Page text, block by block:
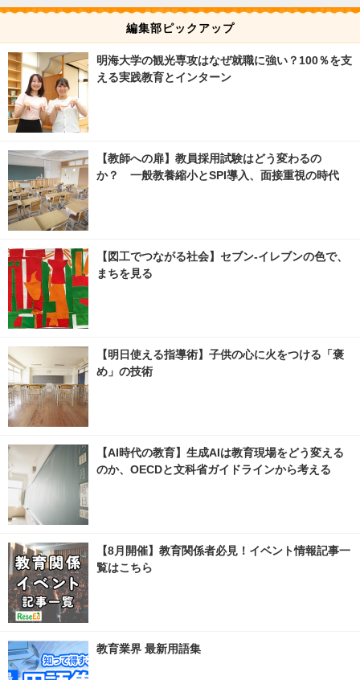
編集部ピックアップ
明海大学の観光専攻はなぜ就職に強い？100％を支
える実践教育とインターン
【教師への扉】教員採用試験はどう変わるの
か？ 一般教養縮小とSPI導入、面接重視の時代
【図工でつながる社会】セブン‐イレブンの色で、
まちを見る
【明日使える指導術】子供の心に火をつける「褒
め」の技術
【AI時代の教育】生成AIは教育現場をどう変える
のか、OECDと文科省ガイドラインから考える
【8月開催】教育関係者必見！イベント情報記事一
覧はこちら
教育業界 最新用語集